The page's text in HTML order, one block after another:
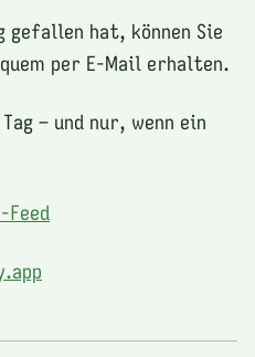
gefallen hat, können Sie
per E-Mail erhalten.
– und nur, wenn ein
Feed